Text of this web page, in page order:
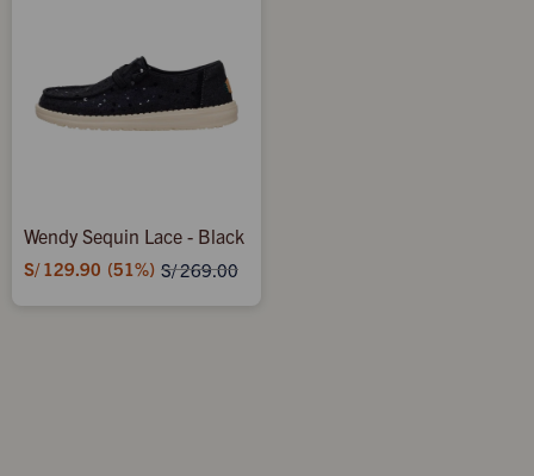
Wendy Sequin Lace - Black
S/ 129.90 51 S/269.00